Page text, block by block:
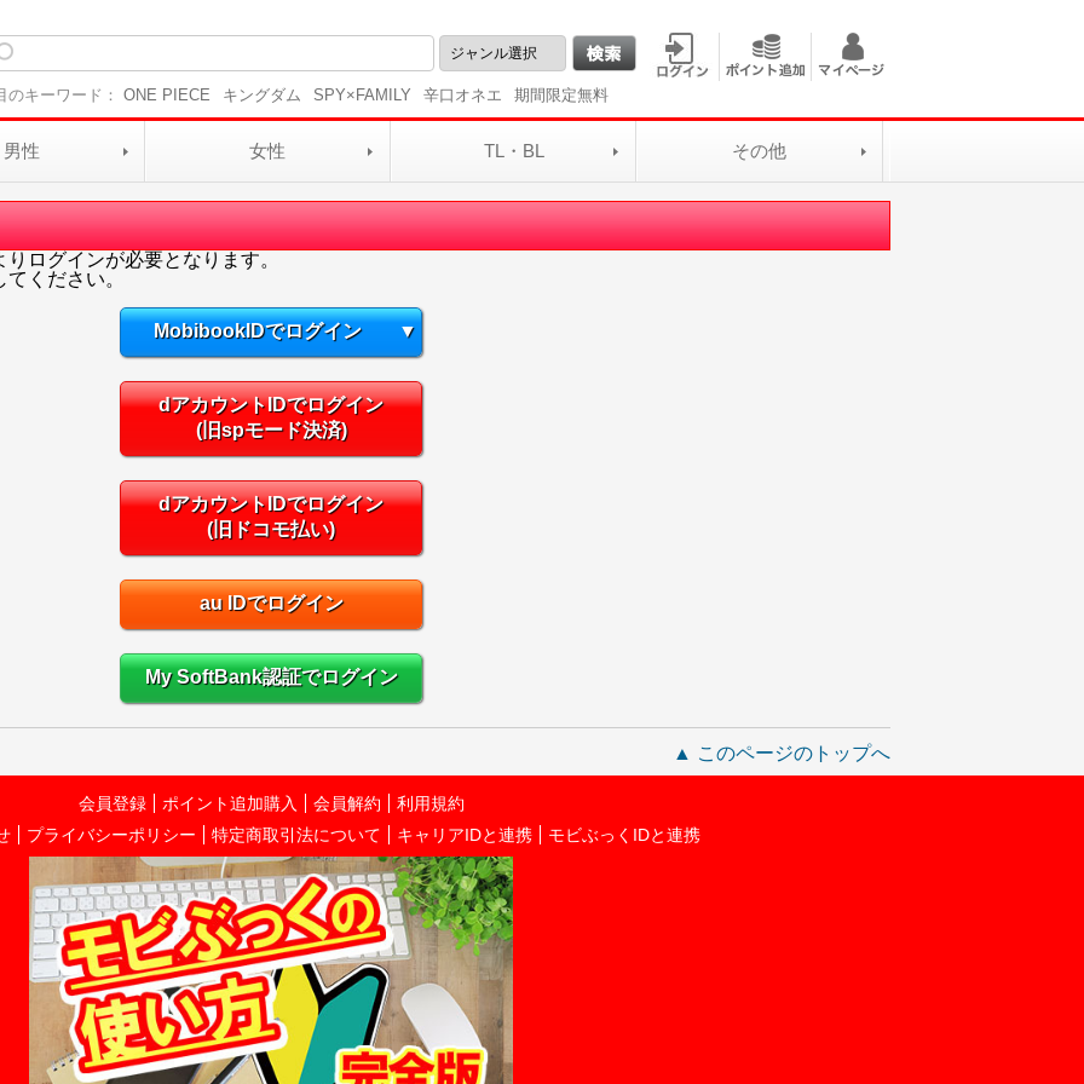
のキーワード： ONE PIECE キングダム SPY×FAMILY 辛口オネエ 期間限定無料
男性 女性 TL・BL その他
ログインが必要となります。
ください。
MobibookIDでログイン ▼
dアカウントIDでログイン
(旧spモード決済)
dアカウントIDでログイン
(旧ドコモ払い)
au IDでログイン
My SoftBank認証でログイン
▲ このページのトップへ
会員登録 ポイント追加購入 会員解約
利用規約
プライバシーポリシー 特定商取引法について キャリアIDと連携 モビぶっくIDと連携